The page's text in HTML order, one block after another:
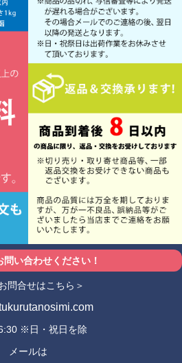
問い合わせください！
問合せはこちら＞
※日・祝日を除
メールは